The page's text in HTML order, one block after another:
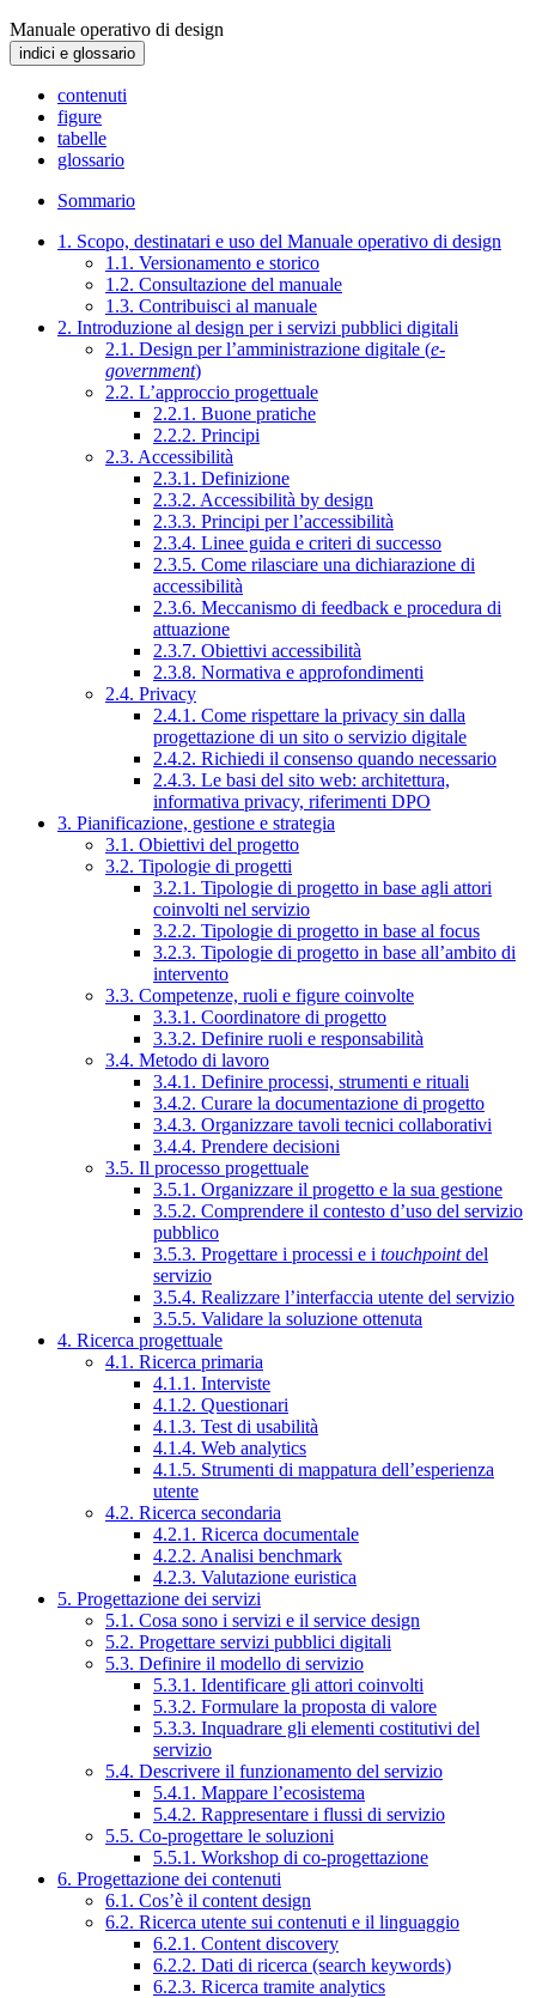
Manuale operativo di design
indici e glossario
contenuti
figure
tabelle
glossario
Sommario
1. Scopo, destinatari e uso del Manuale operativo di design
1.1. Versionamento e storico
1.2. Consultazione del manuale
1.3. Contribuisci al manuale
2. Introduzione al design per i servizi pubblici digitali
2.1. Design per l’amministrazione digitale (e-
government)
2.2. L’approccio progettuale
2.2.1. Buone pratiche
2.2.2. Principi
2.3. Accessibilità
2.3.1. Definizione
2.3.2. Accessibilità by design
2.3.3. Principi per l’accessibilità
2.3.4. Linee guida e criteri di successo
2.3.5. Come rilasciare una dichiarazione di
accessibilità
2.3.6. Meccanismo di feedback e procedura di
attuazione
2.3.7. Obiettivi accessibilità
2.3.8. Normativa e approfondimenti
2.4. Privacy
2.4.1. Come rispettare la privacy sin dalla
progettazione di un sito o servizio digitale
2.4.2. Richiedi il consenso quando necessario
2.4.3. Le basi del sito web: architettura,
informativa privacy, riferimenti DPO
3. Pianificazione, gestione e strategia
3.1. Obiettivi del progetto
3.2. Tipologie di progetti
3.2.1. Tipologie di progetto in base agli attori
coinvolti nel servizio
3.2.2. Tipologie di progetto in base al focus
3.2.3. Tipologie di progetto in base all’ambito di
intervento
3.3. Competenze, ruoli e figure coinvolte
3.3.1. Coordinatore di progetto
3.3.2. Definire ruoli e responsabilità
3.4. Metodo di lavoro
3.4.1. Definire processi, strumenti e rituali
3.4.2. Curare la documentazione di progetto
3.4.3. Organizzare tavoli tecnici collaborativi
3.4.4. Prendere decisioni
3.5. Il processo progettuale
3.5.1. Organizzare il progetto e la sua gestione
3.5.2. Comprendere il contesto d’uso del servizio
pubblico
3.5.3. Progettare i processi e i touchpointdel
servizio
3.5.4. Realizzare l’interfaccia utente del servizio
3.5.5. Validare la soluzione ottenuta
4. Ricerca progettuale
4.1. Ricerca primaria
4.1.1. Interviste
4.1.2. Questionari
4.1.3. Test di usabilità
4.1.4. Web analytics
4.1.5. Strumenti di mappatura dell’esperienza
utente
4.2. Ricerca secondaria
4.2.1. Ricerca documentale
4.2.2. Analisi benchmark
4.2.3. Valutazione euristica
5. Progettazione dei servizi
5.1. Cosa sono i servizi e il service design
5.2. Progettare servizi pubblici digitali
5.3. Definire il modello di servizio
5.3.1. Identificare gli attori coinvolti
5.3.2. Formulare la proposta di valore
5.3.3. Inquadrare gli elementi costitutivi del
servizio
5.4. Descrivere il funzionamento del servizio
5.4.1. Mappare l’ecosistema
5.4.2. Rappresentare i flussi di servizio
5.5. Co-progettare le soluzioni
5.5.1. Workshop di co-progettazione
6. Progettazione dei contenuti
6.1. Cos’è il content design
6.2. Ricerca utente sui contenuti e il linguaggio
6.2.1. Content discovery
6.2.2. Dati di ricerca (search keywords)
6.2.3. Ricerca tramite analytics